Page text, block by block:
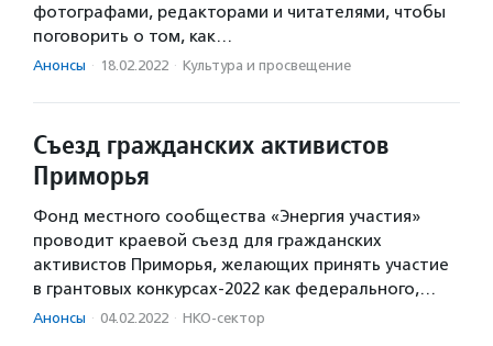
фотографами, редакторами и читателями, чтобы
поговорить о том, как…
Анонсы · 18.02.2022 · Культура и просвещение
Съезд гражданских активистов
Приморья
Фонд местного сообщества «Энергия участия»
проводит краевой съезд для гражданских
активистов Приморья, желающих принять участие
в грантовых конкурсах-2022 как федерального,…
Анонсы · 04.02.2022 · НКО-сектор